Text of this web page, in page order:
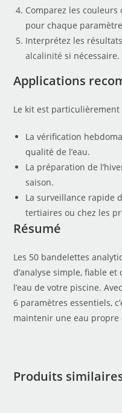
Comparez les couleurs
pour chaque
Interprétez les
alcalinité si nécessaire.
Applications
Le kit est
La vérification
qualité de l’eau.
La préparation de
saison.
La surveillance rapide
tertiaires ou chez les
Résumé
Les 50 bandelettes
d’analyse simple, fiable
l’eau de votre piscine.
6 paramètres essentiels,
maintenir une eau propre
Produits